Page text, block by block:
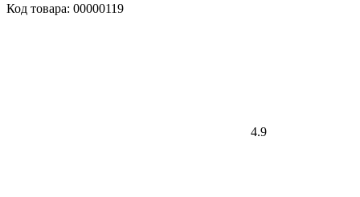
Код товара: 00000119
4.9